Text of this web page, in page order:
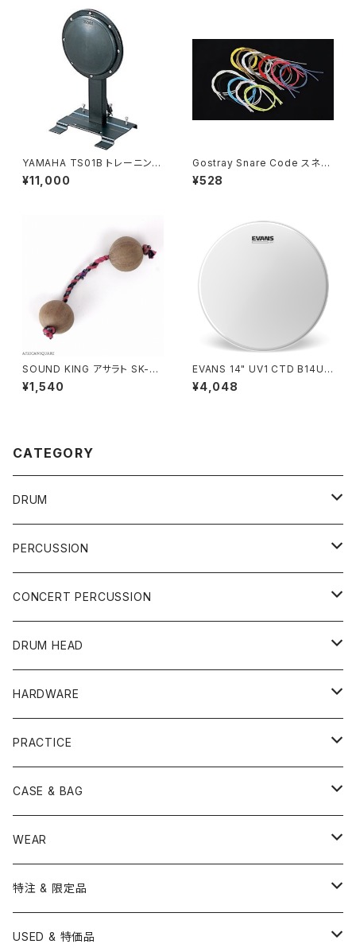
YAMAHA TS01B トレーニング
パッド(バスドラム用)
¥11,000
Gostray Snare Code スネア
コード
¥528
SOUND KING アサラト SK-AS
756
¥1,540
EVANS 14" UV1 CTD B14UV
1
¥4,048
CATEGORY
DRUM
DRUM SET
YAMAHA
PEARL
SNARE
TAMA
PEARL
LUDWIG
CYMBAL
ZILDJIAN
SABIAN
ACCESSORY
MUTE
BEATER
STICK
DRUM STICK
MARCHING STICK
ELECTRICK DRUM
PERCUSSION
CAJON
CONGA
BONGO
TABLA BONGO
DJEMBE
DARBUKA
PANDEIRO
TAMBORIM
HAND PAN
CONCERT PERCUSSION
CONCERT SNARE
CONCERT CYMBAL
PAIR CYMBAL
SUSPENDED CYMBAL
小物楽器
TAMBORIN
TRAIANGLE
STICK
MALLET
MARIMBA
VIBRAPHONE
楽譜
打楽器ソロ
GONG
DRUM HEAD
SNARE HEAD
REMO
EVANS
TOM HEAD
6" HEAD
8" HEAD
BASS DRUM HEAD
18" HEAD
20" HEAD
OTHER HEAD
HARDWARE
Cymbal Stands
Boom Stand
Straight Stand
Snare Stands
Hi-Hat Stands
Drum Pedals
Single Pedal
Hadware Kits
PRACTICE
CYMBAL
PAD
BOOK ＆ MOVIE
Rhythm & Drums magazine
CASE & BAG
STICK BAG
Link of Happiness
CYMBAL CASE
PERCUSSION CASE
WEAR
BURR FINE COFFEE
HI-HAT
特注 & 限定品
ZIldjian 選定シンバル
USED & 特価品